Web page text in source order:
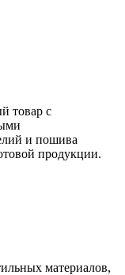
товар с
и пошива
продукции.
материалов,